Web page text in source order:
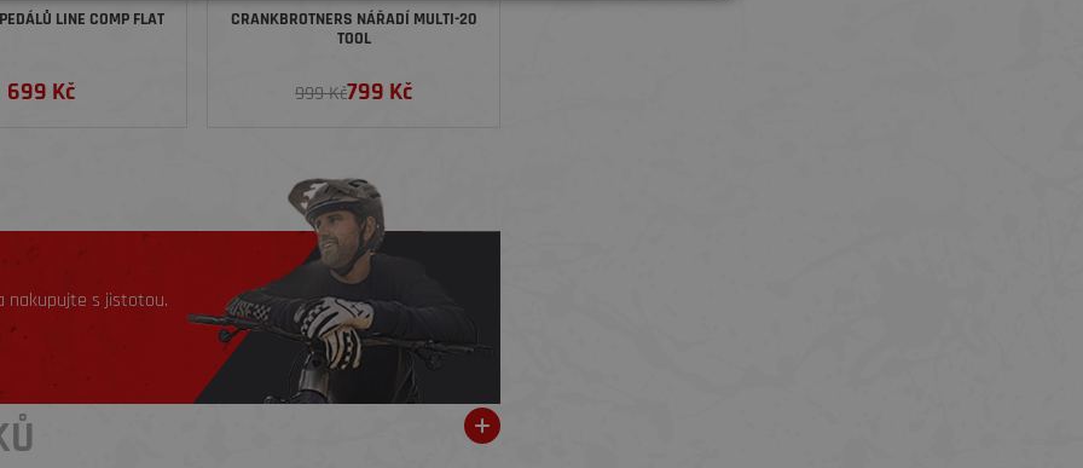
LINE COMP FLAT
699 Kč
CRANKBROTNERS NÁŘADÍ MULTI-20
TOOL
999 Kč799 Kč
nakupujte s jistotou.